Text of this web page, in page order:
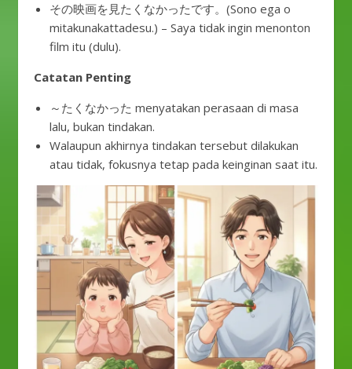
その映画を見たくなかったです。(Sono ega o
mitakunakattadesu.) – Saya tidak ingin menonton
film itu (dulu).
Catatan Penting
～たくなかった menyatakan perasaan di masa
lalu, bukan tindakan.
Walaupun akhirnya tindakan tersebut dilakukan
atau tidak, fokusnya tetap pada keinginan saat itu.